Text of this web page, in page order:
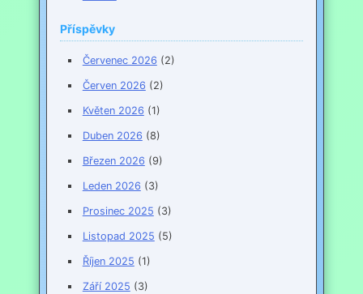
Příspěvky
Červenec 2026 (2)
Červen 2026 (2)
Květen 2026 (1)
Duben 2026 (8)
Březen 2026 (9)
Leden 2026 (3)
Prosinec 2025 (3)
Listopad 2025 (5)
Říjen 2025 (1)
Září 2025 (3)